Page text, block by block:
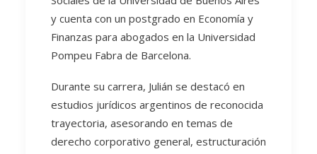
y cuenta con un postgrado en Economía y
Finanzas para abogados en la Universidad
Pompeu Fabra de Barcelona.
Durante su carrera, Julián se destacó en
estudios jurídicos argentinos de reconocida
trayectoria, asesorando en temas de
derecho corporativo general, estructuración